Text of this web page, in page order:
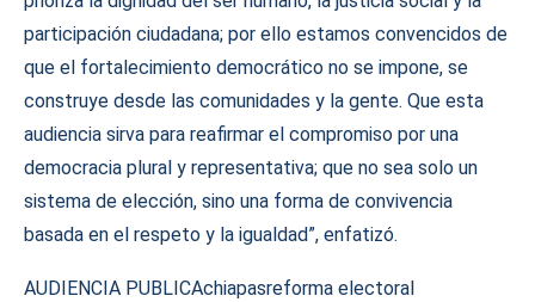
participación ciudadana; por ello estamos convencidos de
que el fortalecimiento democrático no se impone, se
construye desde las comunidades y la gente. Que esta
audiencia sirva para reafirmar el compromiso por una
democracia plural y representativa; que no sea solo un
sistema de elección, sino una forma de convivencia
basada en el respeto y la igualdad”, enfatizó.
AUDIENCIA PUBLICAchiapasreforma electoral